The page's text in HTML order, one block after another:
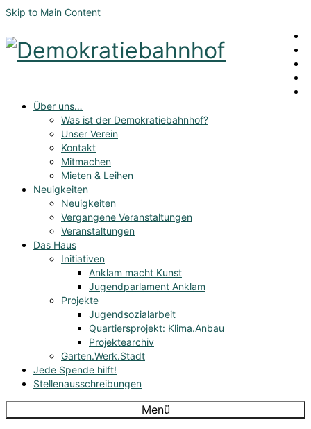
Skip to Main Content
Über uns…
Was ist der Demokratiebahnhof?
Unser Verein
Kontakt
Mitmachen
Mieten & Leihen
Neuigkeiten
Neuigkeiten
Vergangene Veranstaltungen
Veranstaltungen
Das Haus
Initiativen
Anklam macht Kunst
Jugendparlament Anklam
Projekte
Jugendsozialarbeit
Quartiersprojekt: Klima.Anbau
Projektearchiv
Garten.Werk.Stadt
Jede Spende hilft!
Stellenausschreibungen
Menü